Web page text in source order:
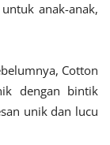
anak-anak,
Cotton
dengan bintik
unik dan lucu